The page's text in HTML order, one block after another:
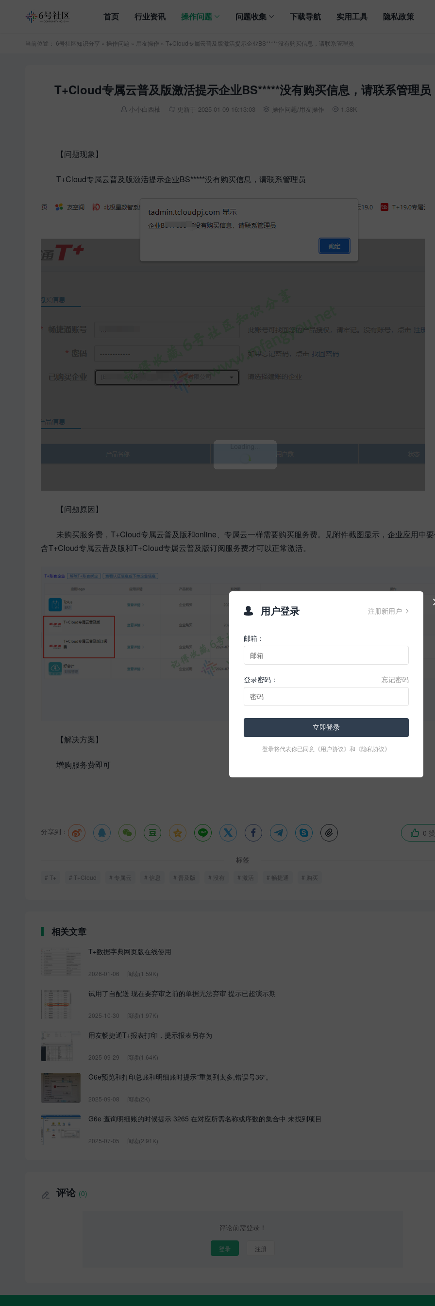
首页 行业资讯 操作问题 问题收集 下载导航 实用工具 隐私政策
当前位置： 6号社区知识分享 » 操作问题 » 用友操作 » T+Cloud专属云普及版激活提示企业BS*****没有购买信息，请联系管理员
T+Cloud专属云普及版激活提示企业BS*****没有购买信息，请联系管理员
 小小白西柚  更新于 2025-01-09 16:13:03  操作问题/用友操作  1.38K
【问题现象】
T+Cloud专属云普及版激活提示企业BS*****没有购买信息，请联系管理员
【问题原因】
未购买服务费，T+Cloud专属云普及版和online、专属云一样需要购买服务费。见附件截图显示，企业应用中
含T+Cloud专属云昔及版和T+Cloud专属云普及版订阅服务费才可以正常激活。
【解决方案】
增购服务费即可
分享到：             0 赞
标签
T+ T+Cloud 专属云 信息 普及版 没有 激活 畅捷通 购买
相关文章
T+数据字典网页版在线使用
2026-01-06 阅读(1.59K)
试用了自配送 现在要弃审之前的单据无法弃审 提示已超演示期
2025-10-30 阅读(1.97K)
用友畅捷通T+报表打印，提示报表另存为
2025-09-29 阅读(1.64K)
G6e预览和打印总账和明细账时提示”重复列太多,错误号36″。
2025-09-08 阅读(2K)
G6e 查询明细账的时候提示 3265 在对应所需名称或序数的集合中 未找到项目
2025-07-05 阅读(2.91K)
 评论 (0)
评论前需登录！
登录 注册
注册新用户 
 用户登录
邮箱：
忘记密码
登录密码：
立即登录
登录将代表你已同意 《用户协议》 和 《隐私协议》